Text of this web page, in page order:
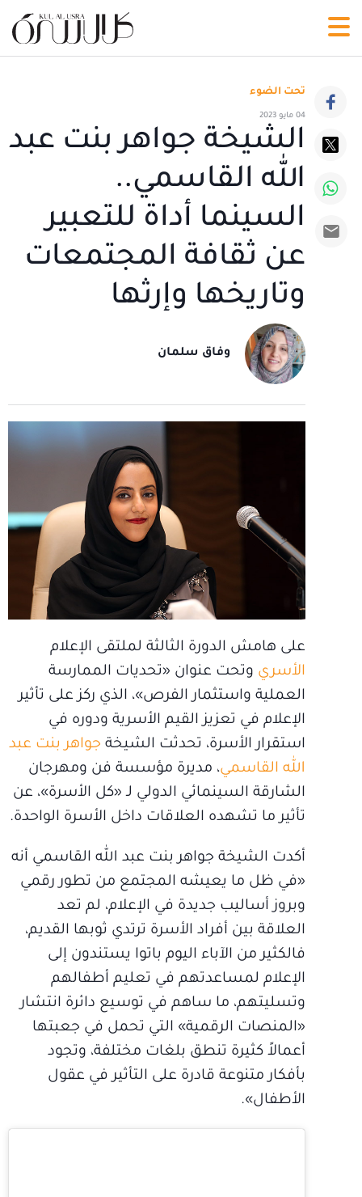
تحت الضوء
04 مايو 2023
الشيخة جواهر بنت عبد
الله القاسمي..
السينما أداة للتعبير
عن ثقافة المجتمعات
وتاريخها وإرثها
وفاق سلمان
على هامش الدورة الثالثة لملتقى الإعلام
الأسري وتحت عنوان «تحديات الممارسة
العملية واستثمار الفرص»، الذي ركز على تأثير
الإعلام في تعزيز القيم الأسرية ودوره في
استقرار الأسرة، تحدثت الشيخة جواهر بنت عبد
الله القاسمي، مديرة مؤسسة فن ومهرجان
الشارقة السينمائي الدولي لـ «كل الأسرة»، عن
تأثير ما تشهده العلاقات داخل الأسرة الواحدة.
أكدت الشيخة جواهر بنت عبد الله القاسمي أنه
«في ظل ما يعيشه المجتمع من تطور رقمي
وبروز أساليب جديدة في الإعلام، لم تعد
العلاقة بين أفراد الأسرة ترتدي ثوبها القديم،
فالكثير من الآباء اليوم باتوا يستندون إلى
الإعلام لمساعدتهم في تعليم أطفالهم
وتسليتهم، ما ساهم في توسيع دائرة انتشار
«المنصات الرقمية» التي تحمل في جعبتها
أعمالاً كثيرة تنطق بلغات مختلفة، وتجود
بأفكار متنوعة قادرة على التأثير في عقول
الأطفال».